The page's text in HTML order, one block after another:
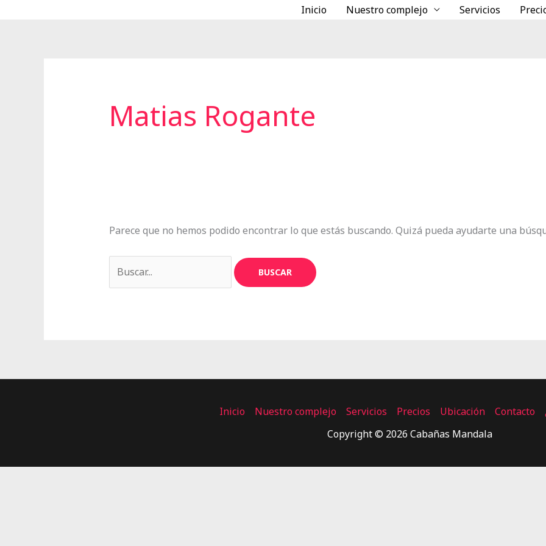
Inicio Nuestro complejo Servicios
Matias Rogante
Parece que no hemos podido encontrar lo que estás buscando. Quizá pueda ayudarte una
Inicio Nuestro complejo Servicios Precios Ubicación Contacto
Copyright © 2026 Cabañas Mandala